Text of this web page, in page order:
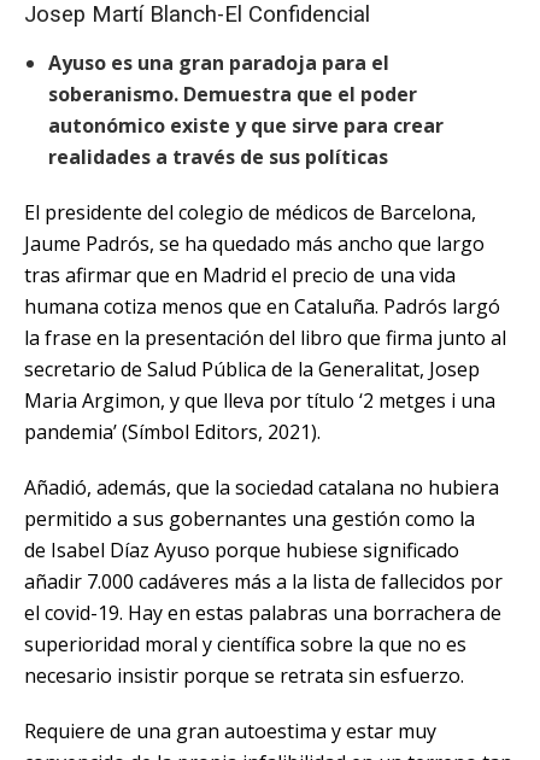
Josep Martí Blanch-El Confidencial
Ayuso es una gran paradoja para el
soberanismo. Demuestra que el poder
autonómico existe y que sirve para crear
realidades a través de sus políticas
El presidente del colegio de médicos de Barcelona,
Jaume Padrós, se ha quedado más ancho que largo
tras afirmar que en Madrid el precio de una vida
humana cotiza menos que en Cataluña. Padrós largó
la frase en la presentación del libro que firma junto al
secretario de Salud Pública de la Generalitat, Josep
Maria Argimon, y que lleva por título ‘2 metges i una
pandemia’ (Símbol Editors, 2021).
Añadió, además, que la sociedad catalana no hubiera
permitido a sus gobernantes una gestión como la
de Isabel Díaz Ayuso porque hubiese significado
añadir 7.000 cadáveres más a la lista de fallecidos por
el covid-19. Hay en estas palabras una borrachera de
superioridad moral y científica sobre la que no es
necesario insistir porque se retrata sin esfuerzo.
Requiere de una gran autoestima y estar muy